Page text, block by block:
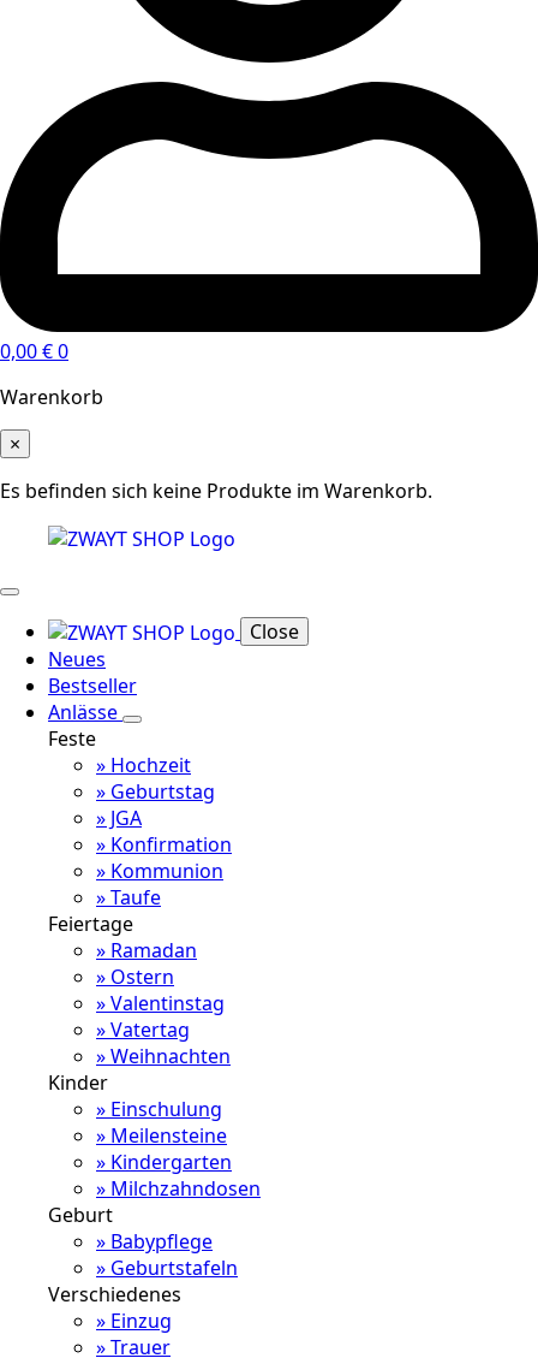
0,00€0
Warenkorb
×
Es befinden sich keine Produkte im Warenkorb.
Close
Neues
Bestseller
Anlässe
Feste
» Hochzeit
» Geburtstag
» JGA
» Konfirmation
» Kommunion
» Taufe
Feiertage
» Ramadan
» Ostern
» Valentinstag
» Vatertag
» Weihnachten
Kinder
» Einschulung
» Meilensteine
» Kindergarten
» Milchzahndosen
Geburt
» Babypflege
» Geburtstafeln
Verschiedenes
» Einzug
» Trauer